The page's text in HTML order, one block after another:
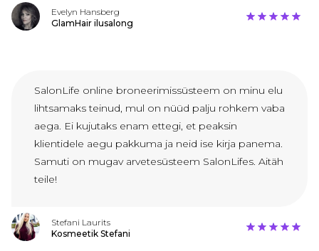
Evelyn Hansberg
GlamHair ilusalong
SalonLife online broneerimissüsteem on minu elu
lihtsamaks teinud, mul on nüüd palju rohkem vaba
aega. Ei kujutaks enam ettegi, et peaksin
klientidele aegu pakkuma ja neid ise kirja panema.
Samuti on mugav arvetesüsteem SalonLifes. Aitäh
teile!
Stefani Laurits
Kosmeetik Stefani